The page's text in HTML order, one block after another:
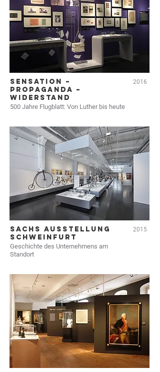
SENSATION –
PROPAGANDA –
WIDERSTAND
2016
500 Jahre Flugblatt: Von Luther bis heute
SACHS AUSSTELLUNG
SCHWEINFURT
2015
Geschichte des Unternehmens am
Standort